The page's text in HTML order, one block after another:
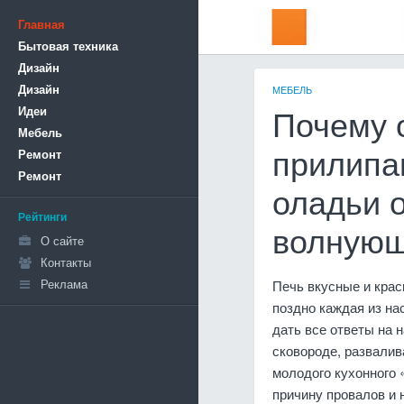
Главная
Бытовая техника
Дизайн
Дизайн
Идеи
Мебель
Ремонт
Ремонт
Рейтинги
О сайте
Контакты
Реклама
МЕБЕЛЬ
Почему
оладьи
Печь вкусные и
поздно каждая из
дать все ответы на
сковороде,
молодого
причину провалов